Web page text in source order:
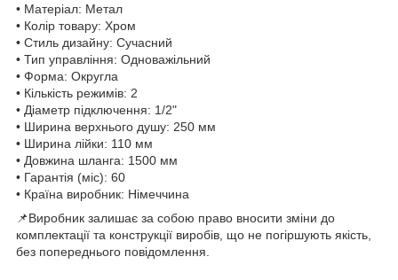
• Матеріал: Метал
• Колір товару: Хром
• Стиль дизайну: Сучасний
• Тип управління: Одноважільний
• Форма: Округла
• Кількість режимів: 2
• Діаметр підключення: 1/2"
• Ширина верхнього душу: 250 мм
• Ширина лійки: 110 мм
• Довжина шланга: 1500 мм
• Гарантія (міс): 60
• Країна виробник: Німеччина
📌Виробник залишає за собою право вносити зміни до
комплектації та конструкції виробів, що не погіршують якість,
без попереднього повідомлення.